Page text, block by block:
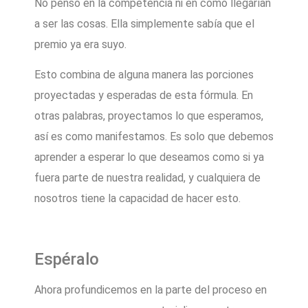
No pensó en la competencia ni en cómo llegarían
a ser las cosas. Ella simplemente sabía que el
premio ya era suyo.
Esto combina de alguna manera las porciones
proyectadas y esperadas de esta fórmula. En
otras palabras, proyectamos lo que esperamos,
así es como manifestamos. Es solo que debemos
aprender a esperar lo que deseamos como si ya
fuera parte de nuestra realidad, y cualquiera de
nosotros tiene la capacidad de hacer esto.
Espéralo
Ahora profundicemos en la parte del proceso en